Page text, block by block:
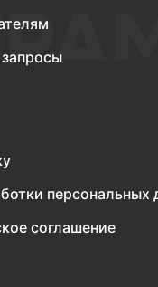
персональных
соглашение